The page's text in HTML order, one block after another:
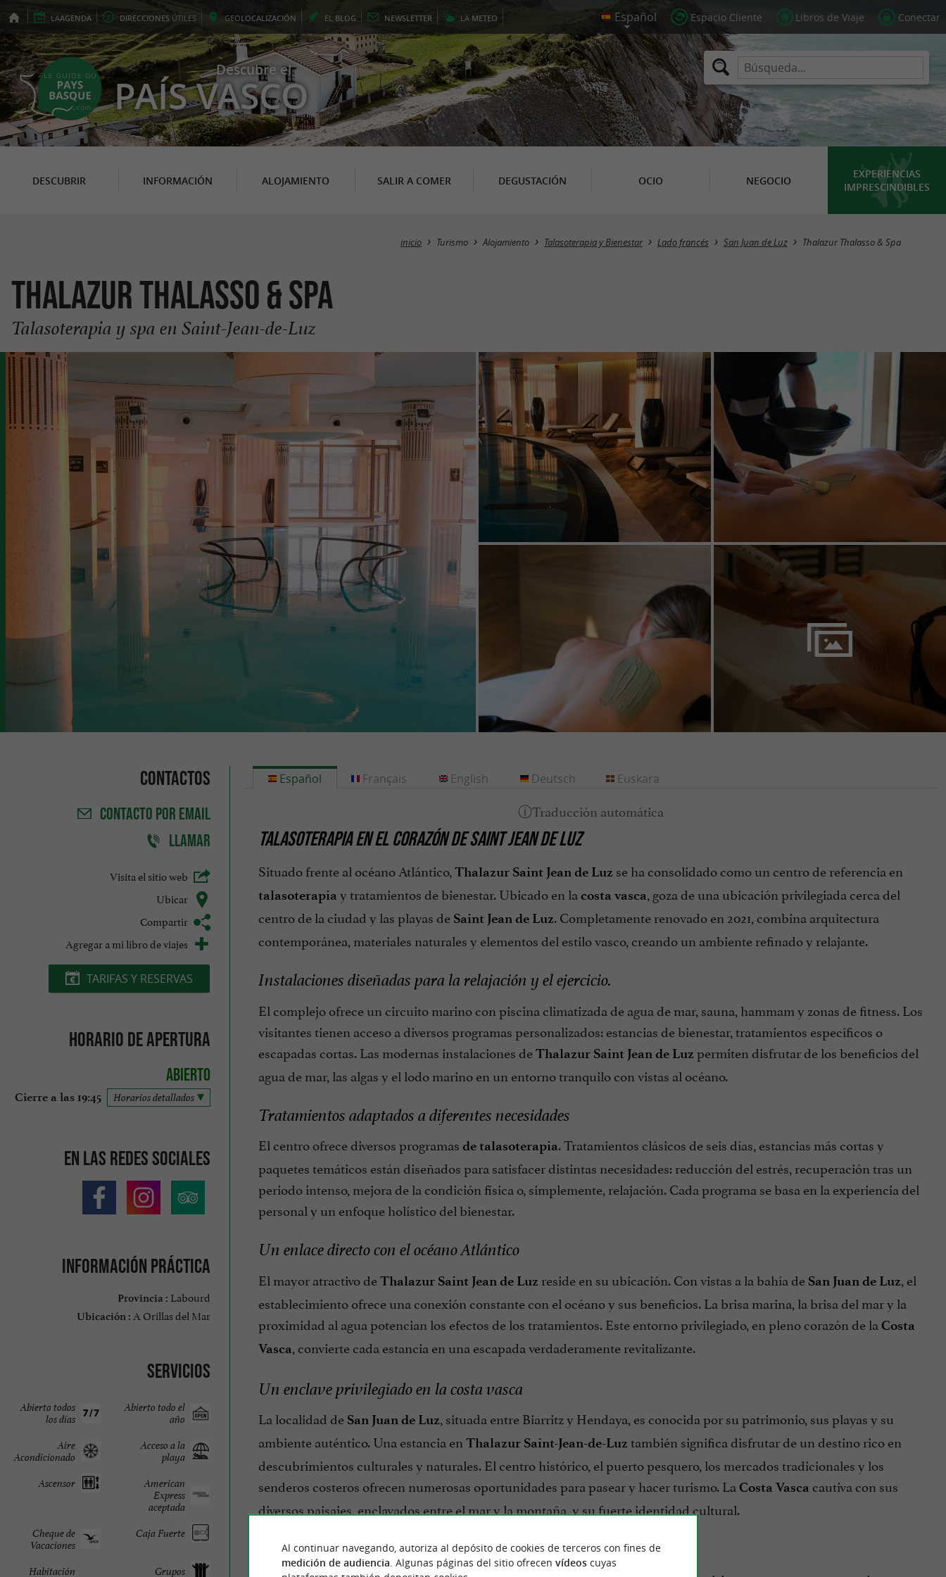
LAAGENDA DIRECCIONES ÚTILES GEOLOCALIZACIÓN EL BLOG NEWSLETTER LA METEO Espacio Cliente Libros de Viaje Conectar
Descubre el
PAÍS VASCO
DESCUBRIR INFORMACIÓN ALOJAMIENTO SALIR A COMER DEGUSTACIÓN OCIO NEGOCIO
EXPERIENCIAS
IMPRESCINDIBLES
inicio Turismo Alojamiento Talasoterapia y Bienestar Lado francés San Juan de Luz Thalazur Thalasso & Spa
Thalazur Thalasso & Spa
Talasoterapia y spa en Saint-Jean-de-Luz
Contactos
CONTACTO POR EMAIL
LLAMAR
Visita el sitio web
Ubicar
Compartir
Agregar a mi libro de viajes
TARIFAS Y RESERVAS
Horario de apertura
Abierto
Cierre a las 19:45 Horarios detallados
En las redes sociales
Información práctica
Provincia : Labourd
Ubicación : A Orillas del Mar
Servicios
Abierto todo el
año
Abierto todos
los días
Acceso a la
playa
Aire
Acondicionado
American
Express
aceptada
Ascensor
Caja Fuerte
Cheque de
Vacaciones
Grupos
Habitación
Español
TALASOTERAPIA EN EL CORAZÓN DE SAINT JEAN DE LUZ
Situado frente al océano Atlántico, Thalazur Saint Jean de Luz se ha consolidado como un centro de referencia en
talasoterapia y tratamientos de bienestar. Ubicado en la costa vasca, goza de una ubicación privilegiada cerca del
centro de la ciudad y las playas de Saint Jean de Luz. Completamente renovado en 2021, combina arquitectura
contemporánea, materiales naturales y elementos del estilo vasco, creando un ambiente refinado y relajante.
Instalaciones diseñadas para la relajación y el ejercicio.
El complejo ofrece un circuito marino con piscina climatizada de agua de mar, sauna, hammam y zonas de fitness. Los
visitantes tienen acceso a diversos programas personalizados: estancias de bienestar, tratamientos específicos o
escapadas cortas. Las modernas instalaciones deThalazur Saint Jean de Luz permiten disfrutar de los beneficios del
agua de mar, las algas y el lodo marino en un entorno tranquilo con vistas al océano.
Tratamientos adaptados a diferentes necesidades
El centro ofrece diversos programas de talasoterapia. Tratamientos clásicos de seis días, estancias más cortas y
paquetes temáticos están diseñados para satisfacer distintas necesidades: reducción del estrés, recuperación tras un
periodo intenso, mejora de la condición física o, simplemente, relajación. Cada programa se basa en la experiencia del
personal y un enfoque holístico del bienestar.
Un enlace directo con el océano Atlántico
El mayor atractivo deThalazur Saint Jean de Luz reside en su ubicación. Con vistas a la bahía de San Juan de Luz, el
establecimiento ofrece una conexión constante con el océano y sus beneficios. La brisa marina, la brisa del mar y la
proximidad al agua potencian los efectos de los tratamientos. Este entorno privilegiado, en pleno corazón de la Costa
Vasca, convierte cada estancia en una escapada verdaderamente revitalizante.
Un enclave privilegiado en la costa vasca
La localidad de San Juan de Luz, situada entre Biarritz y Hendaya, es conocida por su patrimonio, sus playas y su
ambiente auténtico. Una estancia en Thalazur Saint-Jean-de-Luz también significa disfrutar de un destino rico en
descubrimientos culturales y naturales. El centro histórico, el puerto pesquero, los mercados tradicionales y los
senderos costeros ofrecen numerosas oportunidades para pasear y hacer turismo. La Costa Vasca cautiva con sus
diversos paisajes, enclavados entre el mar y la montaña, y su fuerte identidad cultural.
Experiencia al servicio del bienestar
Français English Deutsch Euskara
Al continuar navegando, autoriza al depósito de cookies de terceros con fines de
medición de audiencia . Algunas páginas del sitio ofrecen vídeoscuyas